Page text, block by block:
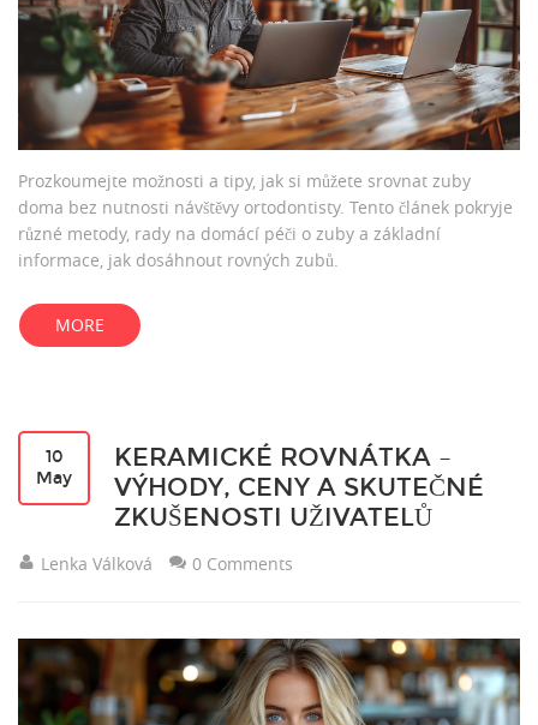
Prozkoumejte možnosti a tipy, jak si můžete srovnat zuby
doma bez nutnosti návštěvy ortodontisty. Tento článek pokryje
různé metody, rady na domácí péči o zuby a základní
informace, jak dosáhnout rovných zubů.
MORE
10
May
KERAMICKÉ ROVNÁTKA –
VÝHODY, CENY A SKUTEČNÉ
ZKUŠENOSTI UŽIVATELŮ
Lenka Válková 0 Comments